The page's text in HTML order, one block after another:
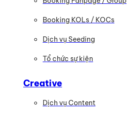
Booking KOLs / KOCs
Dịch vụ Seeding
Tổ chức sự kiện
Creative
Dịch vụ Content